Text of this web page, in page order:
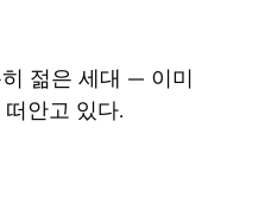
젊은 세대 — 이미
안고 있다.